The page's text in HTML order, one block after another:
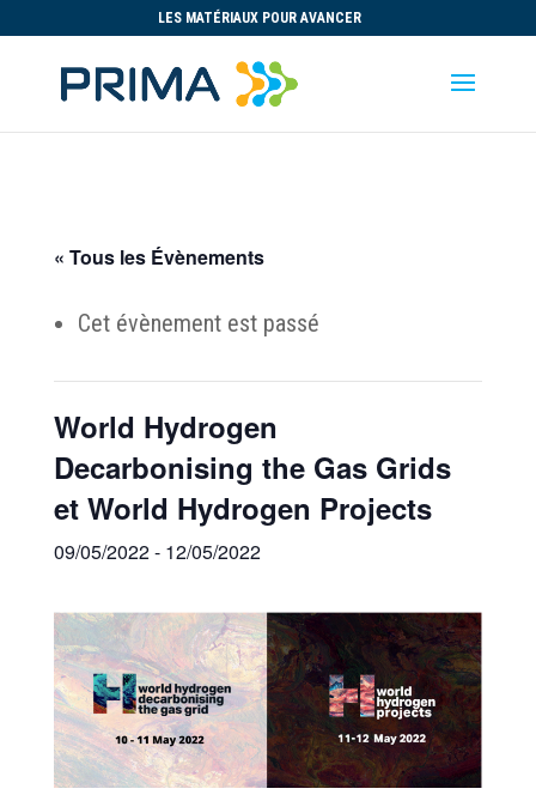
LES MATÉRIAUX POUR AVANCER
« Tous les Évènements
Cet évènement est passé
World Hydrogen
Decarbonising the Gas Grids
et World Hydrogen Projects
09/05/2022- 12/05/2022